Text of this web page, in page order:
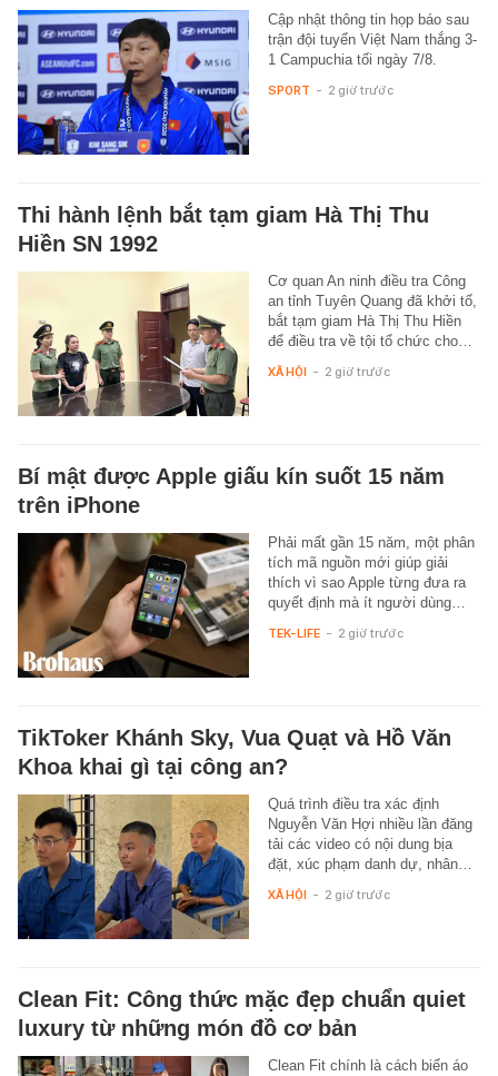
Cập nhật thông tin họp báo sau
trận đội tuyển Việt Nam thắng 3-
1 Campuchia tối ngày 7/8.
SPORT - 2 giờ trước
Thi hành lệnh bắt tạm giam Hà Thị Thu
Hiền SN 1992
Cơ quan An ninh điều tra Công
an tỉnh Tuyên Quang đã khởi tố,
bắt tạm giam Hà Thị Thu Hiền
để điều tra về tội tổ chức cho…
XÃ HỘI - 2 giờ trước
Bí mật được Apple giấu kín suốt 15 năm
trên iPhone
Phải mất gần 15 năm, một phân
tích mã nguồn mới giúp giải
thích vì sao Apple từng đưa ra
quyết định mà ít người dùng…
TEK-LIFE - 2 giờ trước
TikToker Khánh Sky, Vua Quạt và Hồ Văn
Khoa khai gì tại công an?
Quá trình điều tra xác định
Nguyễn Văn Hợi nhiều lần đăng
tải các video có nội dung bịa
đặt, xúc phạm danh dự, nhân…
XÃ HỘI - 2 giờ trước
Clean Fit: Công thức mặc đẹp chuẩn quiet
luxury từ những món đồ cơ bản
Clean Fit chính là cách biến áo